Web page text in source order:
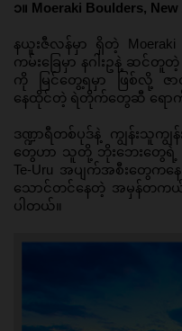
၁။ Moeraki Boulders, New
နယူးဇီလန်မှာ ရှိတဲ့
ကမ်းခြေမှာ နဂါးဥနဲ့ ဆင်
ကို မြင်တွေ့ရမှာ ဖြစ်လို့
နေထိုင်တဲ့ ရဲတိုက်တွေဆီ ရောက်
ဒဏ္ဍာရီတစ်ပုဒ်နဲ့ ကျွန်းသူက
တွေဟာ သူတို့ ဘိုးဘေးတွေရဲ့
Te-Uru အပျက်အစီးတွေကနေ
သောင်တင်နေတဲ့ အမှန်တက
ပါတယ်။